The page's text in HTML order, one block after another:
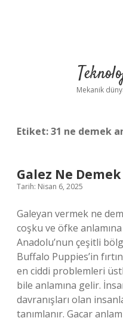
Mekanik
Etiket:31 ne demek
Galez Ne Demek
Tarih: Nisan 6, 2025
Galeyan vermek ne
coşku ve öfke
Anadolu’nun çeşitli
Buffalo Puppies’in
en ciddi problemleri
bile anlamına gelir.
davranışları olan
tanımlanır. Gacar